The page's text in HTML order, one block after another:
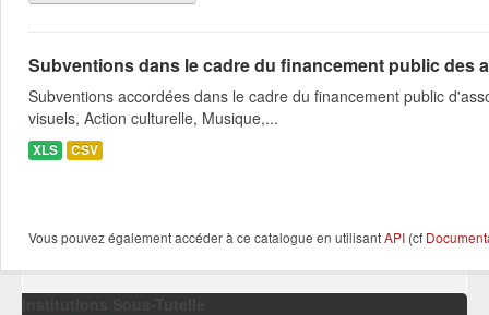
Subventions dans le cadre du financement public des
Subventions accordées dans le cadre du financement public
visuels, Action culturelle, Musique,...
XLS CSV
Vous pouvez également accéder à ce catalogue en utilisantAPI (cf